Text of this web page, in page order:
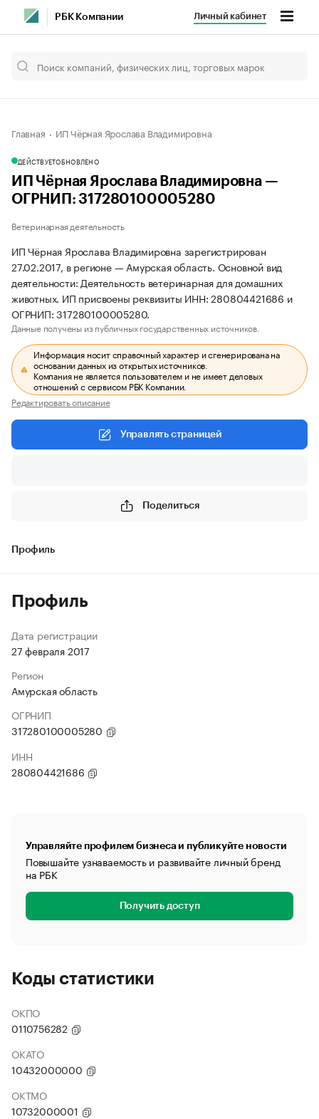
РБК Компании Личный кабинет
Главная ИП Чёрная Ярослава Владимировна
ДЕЙСТВУЕТОБНОВЛЕНО
ИП Чёрная Ярослава Владимировна —
ОГРНИП: 317280100005280
Ветеринарная деятельность
ИП Чёрная Ярослава Владимировна зарегистрирован
27.02.2017, в регионе — Амурская область. Основной вид
деятельности: Деятельность ветеринарная для домашних
животных. ИП присвоены реквизиты ИНН: 280804421686 и
ОГРНИП: 317280100005280.
Данные получены из публичных государственных источников.
Информация носит справочный характер и сгенерирована на
основании данных из открытых источников.
Компания не является пользователем и не имеет деловых
отношений с сервисом РБК Компании.
Редактировать описание
Управлять страницей
Поделиться
Профиль
Профиль
Дата регистрации
27 февраля 2017
Регион
Амурская область
ОГРНИП
317280100005280
ИНН
280804421686
Управляйте профилем бизнеса и публикуйте новости
Повышайте узнаваемость и развивайте личный бренд
на РБК
Получить доступ
Коды статистики
ОКПО
0110756282
ОКАТО
10432000000
ОКТМО
10732000001